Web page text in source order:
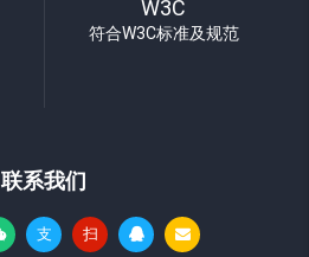
W3C
符合W3C标准及规范
联系我们
支 扫